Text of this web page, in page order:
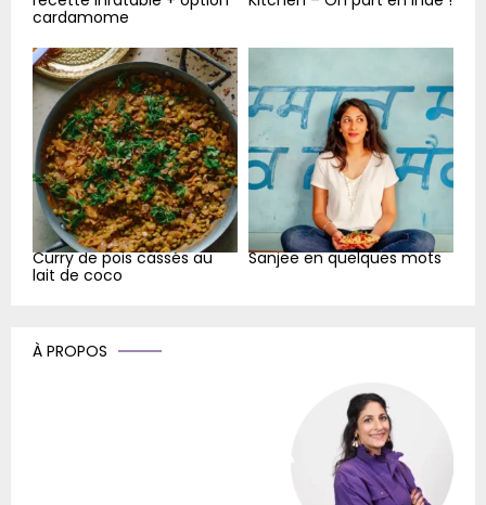
cardamome
Curry de pois cassés au
lait de coco
Sanjee en quelques mots
À PROPOS